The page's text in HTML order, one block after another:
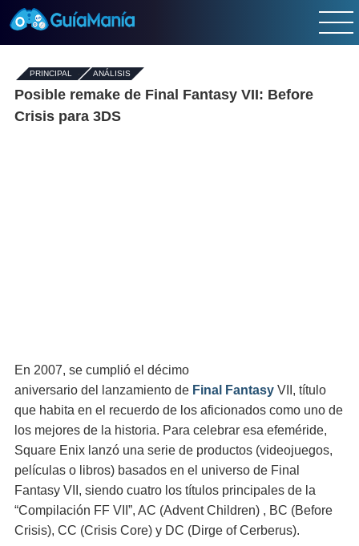
PRINCIPAL - ANÁLISIS
Posible remake de Final Fantasy VII: Before
Crisis para 3DS
En 2007, se cumplió el décimo
aniversario del lanzamiento de Final Fantasy VII, título
que habita en el recuerdo de los aficionados como uno de
los mejores de la historia. Para celebrar esa efeméride,
Square Enix lanzó una serie de productos (videojuegos,
películas o libros) basados en el universo de Final
Fantasy VII, siendo cuatro los títulos principales de la
“Compilación FF VII”, AC (Advent Children) , BC (Before
Crisis), CC (Crisis Core) y DC (Dirge of Cerberus).